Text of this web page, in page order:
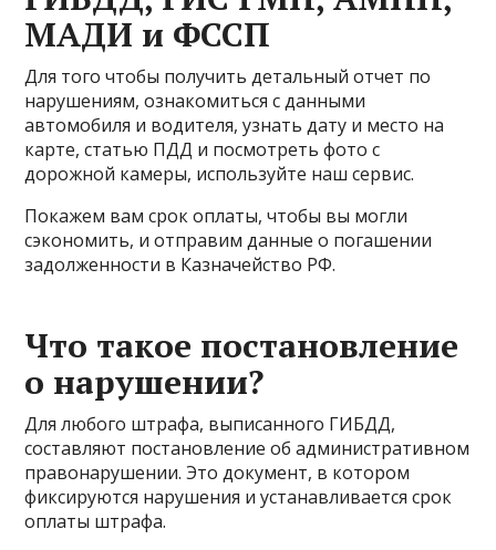
МАДИ и ФССП
Для того чтобы получить детальный отчет по
нарушениям, ознакомиться с данными
автомобиля и водителя, узнать дату и место на
карте, статью ПДД и посмотреть фото с
дорожной камеры, используйте наш сервис.
Покажем вам срок оплаты, чтобы вы могли
сэкономить, и отправим данные о погашении
задолженности в Казначейство РФ.
Что такое постановление
о нарушении?
Для любого штрафа, выписанного ГИБДД,
составляют постановление об административном
правонарушении. Это документ, в котором
фиксируются нарушения и устанавливается срок
оплаты штрафа.